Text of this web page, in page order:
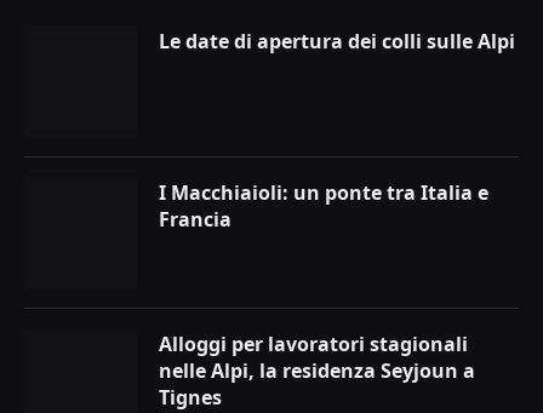
Le date di apertura dei colli sulle Alpi
I Macchiaioli: un ponte tra Italia e
Francia
Alloggi per lavoratori stagionali
nelle Alpi, la residenza Seyjoun a
Tignes